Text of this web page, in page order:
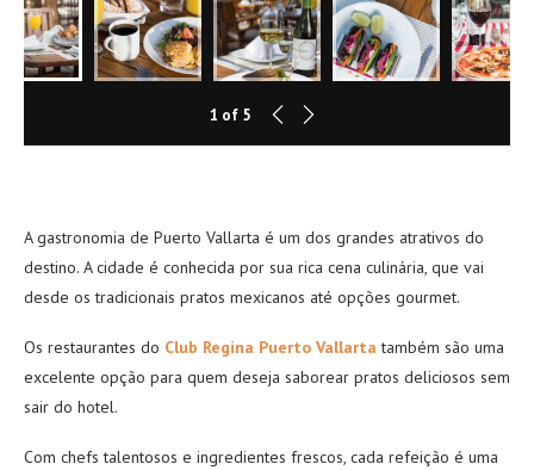
1 of 5
A gastronomia de Puerto Vallarta é um dos grandes atrativos do
destino. A cidade é conhecida por sua rica cena culinária, que vai
desde os tradicionais pratos mexicanos até opções gourmet.
Os restaurantes do Club Regina Puerto Vallarta também são uma
excelente opção para quem deseja saborear pratos deliciosos sem
sair do hotel.
Com chefs talentosos e ingredientes frescos, cada refeição é uma